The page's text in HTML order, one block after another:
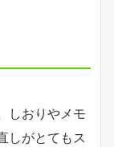
しおりやメモ
しがとてもス